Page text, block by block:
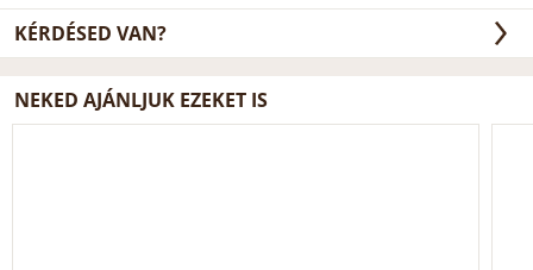
KÉRDÉSED VAN?
NEKED AJÁNLJUK EZEKET IS